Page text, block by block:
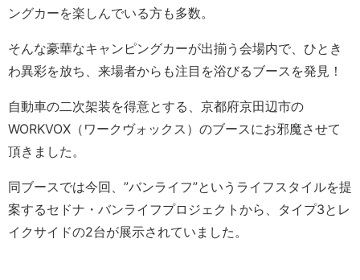
ングカーを楽しんでいる方も多数。
そんな豪華なキャンピングカーが出揃う会場内で、ひとき
わ異彩を放ち、来場者からも注目を浴びるブースを発見！
自動車の二次架装を得意とする、京都府京田辺市の
WORKVOX（ワークヴォックス）のブースにお邪魔させて
頂きました。
同ブースでは今回、”バンライフ”というライフスタイルを提
案するセドナ・バンライフプロジェクトから、タイプ3とレ
イクサイドの2台が展示されていました。